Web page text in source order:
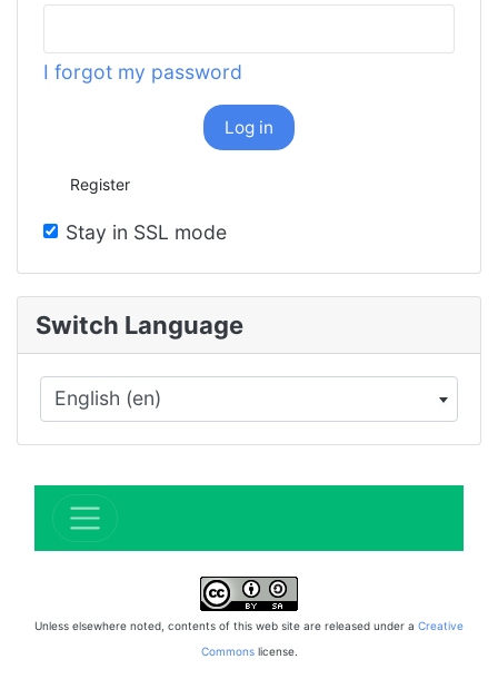
I forgot my password
Log in
Register
Stay in SSL mode
Switch Language
×
English (en)
Unless elsewhere noted, contents of this web site are released under a Creative
Commonslicense.